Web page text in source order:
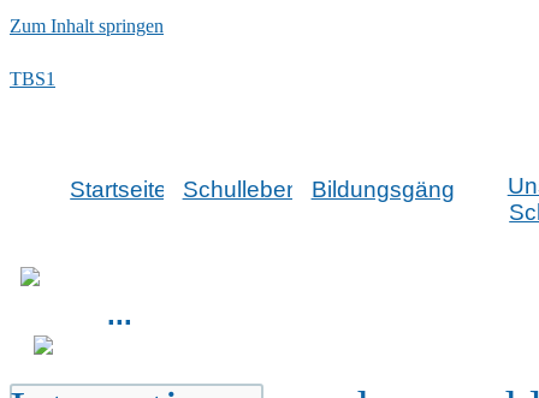
Zum Inhalt springen
TBS1
Startseite Schulleben Bildungsgänge
...